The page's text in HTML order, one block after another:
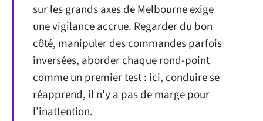
sur les grands axes de Melbourne exige
une vigilance accrue. Regarder du bon
côté, manipuler des commandes parfois
inversées, aborder chaque rond-point
comme un premier test : ici, conduire se
réapprend, il n’y a pas de marge pour
l’inattention.